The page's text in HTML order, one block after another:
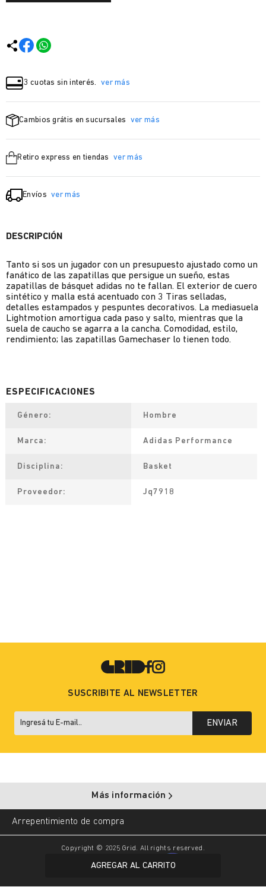
AGREGAR AL CARRITO
3 cuotas sin interés. ver más
Cambios grátis en sucursales ver más
Retiro express en tiendas ver más
Envíos ver más
DESCRIPCIÓN
Tanto si sos un jugador con un presupuesto ajustado como un
fanático de las zapatillas que persigue un sueño, estas
zapatillas de básquet adidas no te fallan. El exterior de cuero
sintético y malla está acentuado con 3 Tiras selladas,
detalles estampados y pespuntes decorativos. La mediasuela
Lightmotion amortigua cada paso y salto, mientras que la
suela de caucho se agarra a la cancha. Comodidad, estilo,
rendimiento; las zapatillas Gamechaser lo tienen todo.
Género Hombre
Marca Adidas Performance
Disciplina Basket
Proveedor Jq7918
SUSCRIBITE AL NEWSLETTER
ENVIAR
Más información
Arrepentimiento de compra
Copyright © 2025 Grid. All rights reserved.